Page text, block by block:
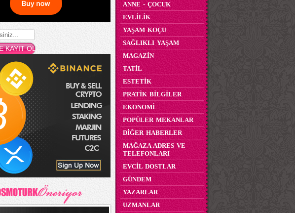
ANNE - ÇOCUK
EVLİLİK
YAŞAM KOÇU
SAĞLIKLI YAŞAM
MAGAZİN
TATİL
ESTETİK
PRATİK BİLGİLER
EKONOMİ
POPÜLER MEKANLAR
DİĞER HABERLER
MAĞAZA ADRES VE
TELEFONLARI
EVCİL DOSTLAR
GÜNDEM
YAZARLAR
UZMANLAR